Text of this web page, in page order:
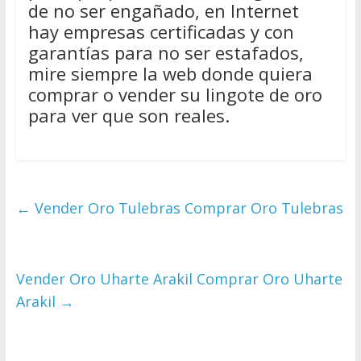
de no ser engañado, en Internet
hay empresas certificadas y con
garantías para no ser estafados,
mire siempre la web donde quiera
comprar o vender su lingote de oro
para ver que son reales.
← Vender Oro Tulebras Comprar Oro Tulebras
Vender Oro Uharte Arakil Comprar Oro Uharte
Arakil →